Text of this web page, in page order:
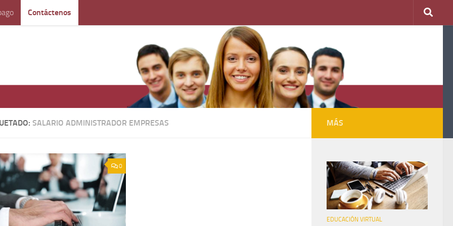
Contáctenos
SALARIO ADMINISTRADOR EMPRESAS
0
MÁS
EDUCACIÓN VIRTUAL